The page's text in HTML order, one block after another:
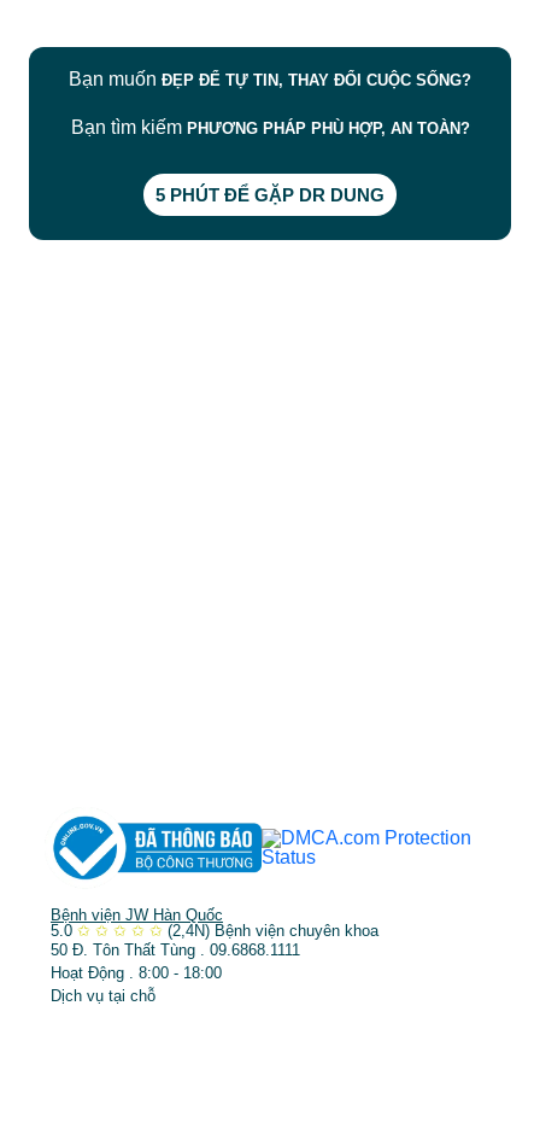
Bạn muốn ĐẸP ĐỂ TỰ TIN, THAY ĐỔI CUỘC SỐNG?
Bạn tìm kiếm PHƯƠNG PHÁP PHÙ HỢP, AN TOÀN?
5 PHÚT ĐỂ GẶP DR DUNG
Bệnh viện JW Hàn Quốc
5.0 ✩ ✩ ✩ ✩ ✩ (2,4N) Bệnh viện chuyên khoa
50 Đ. Tôn Thất Tùng . 09.6868.1111
Hoạt Động . 8:00 - 18:00
Dịch vụ tại chỗ